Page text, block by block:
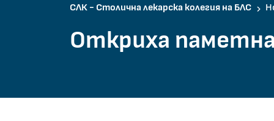
СЛК - Столична лекарска колегия на БЛС
Откриха